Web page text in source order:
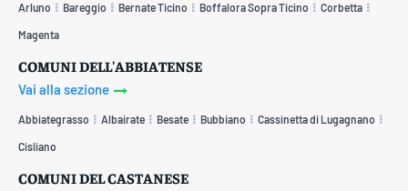
Arluno Bareggio Bernate Ticino Boffalora Sopra Ticino Corbetta
Magenta
COMUNI DELL'ABBIATENSE
Vai alla sezione
Abbiategrasso Albairate Besate Bubbiano Cassinetta di Lugagnano
Cisliano
COMUNI DEL CASTANESE